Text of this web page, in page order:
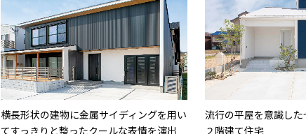
横長形状の建物に金属サイディングを用い
てすっきりと整ったクールな表情を演出
流行の平屋を意識し
２階建て住宅